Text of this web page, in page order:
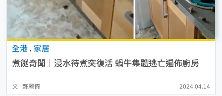
全港 . 家居
煮餸奇聞｜浸水待煮突復活 蝸牛集體逃亡遍佈廚房
文 : 蘇麗儀 2024.04.14